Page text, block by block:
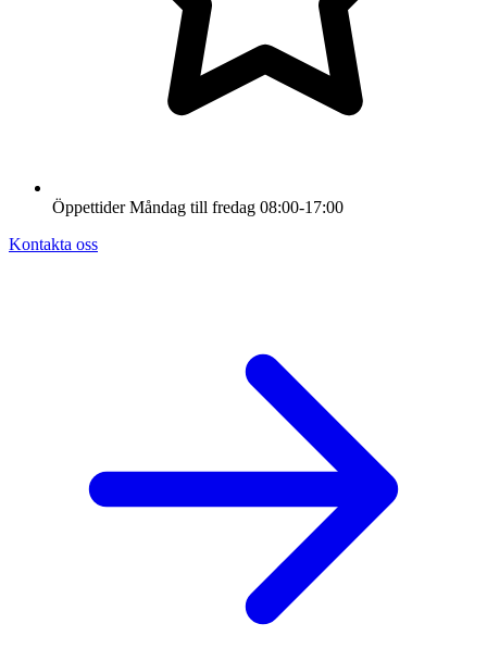
Öppettider Måndag till fredag 08:00-17:00
Kontakta oss